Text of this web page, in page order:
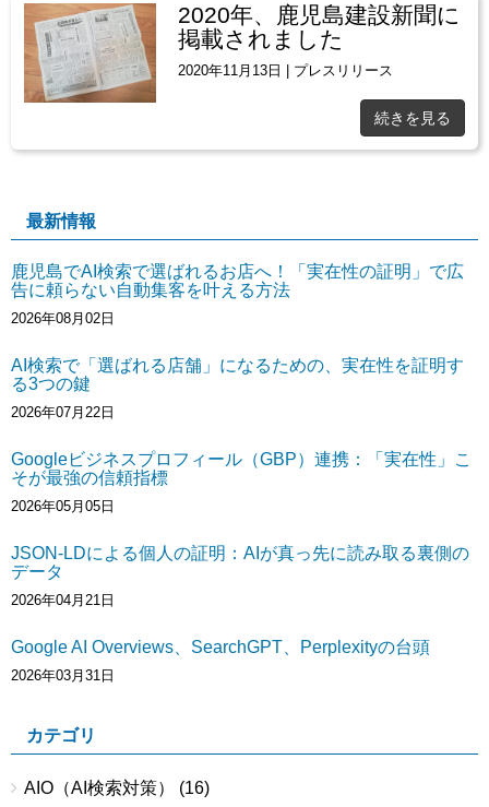
2020年、鹿児島建設新聞に
掲載されました
2020年11月13日 プレスリリース
続きを見る
最新情報
鹿児島でAI検索で選ばれるお店へ！「実在性の証明」で広
告に頼らない自動集客を叶える方法
2026年08月02日
AI検索で「選ばれる店舗」になるための、実在性を証明す
る3つの鍵
2026年07月22日
Googleビジネスプロフィール（GBP）連携：「実在性」こ
そが最強の信頼指標
2026年05月05日
JSON-LDによる個人の証明：AIが真っ先に読み取る裏側の
データ
2026年04月21日
Google AI Overviews、SearchGPT、Perplexityの台頭
2026年03月31日
カテゴリ
AIO（AI検索対策） (16)